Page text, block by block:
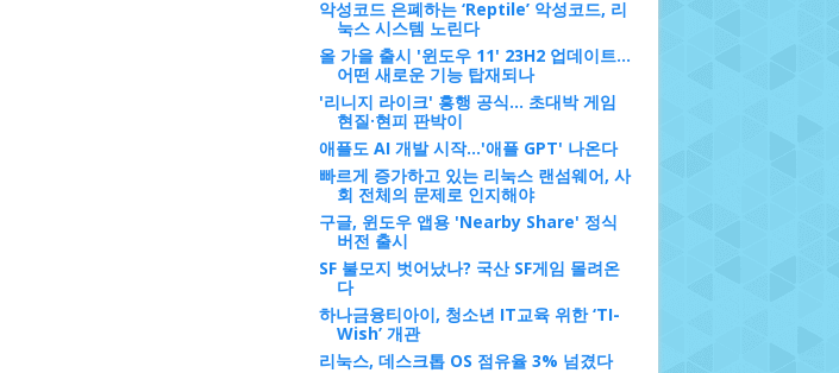
악성코드 은폐하는 ‘Reptile’ 악성코드, 리
눅스 시스템 노린다
올 가을 출시 '윈도우 11' 23H2 업데이트…
어떤 새로운 기능 탑재되나
'리니지 라이크' 흥행 공식… 초대박 게임
현질·현피 판박이
애플도 AI 개발 시작...'애플 GPT' 나온다
빠르게 증가하고 있는 리눅스 랜섬웨어, 사
회 전체의 문제로 인지해야
구글, 윈도우 앱용 'Nearby Share' 정식
버전 출시
SF 불모지 벗어났나? 국산 SF게임 몰려온
다
하나금융티아이, 청소년 IT교육 위한 ‘TI-
Wish’ 개관
리눅스, 데스크톱 OS 점유율 3% 넘겼다